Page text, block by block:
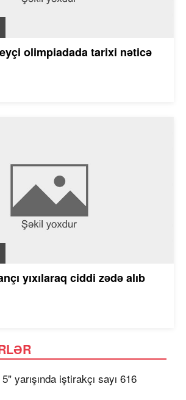
olimpiadada tarixi nəticə
yıxılaraq ciddi zədə alıb
yarışında iştirakçı sayı 616